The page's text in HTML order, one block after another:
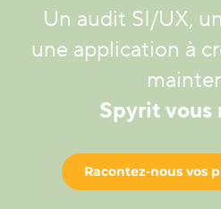
Un audit SI/UX,
une application à
Spyrit vous
Racontez-nous vos